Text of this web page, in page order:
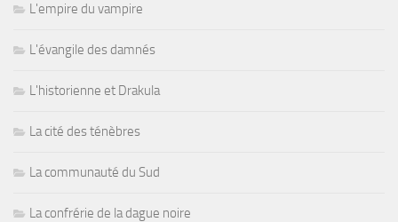
L'empire du vampire
L'évangile des damnés
L'historienne et Drakula
La cité des ténèbres
La communauté du Sud
La confrérie de la dague noire